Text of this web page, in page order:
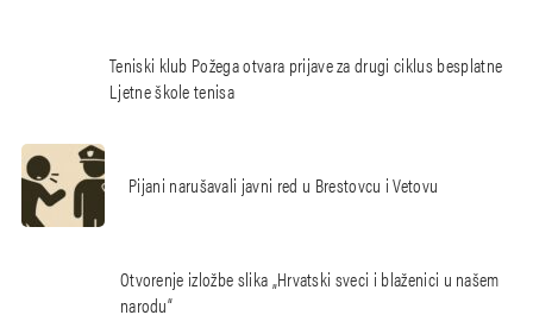
Teniski klub Požega otvara prijave za drugi ciklus besplatne
Ljetne škole tenisa
Pijani narušavali javni red u Brestovcu i Vetovu
Otvorenje izložbe slika „Hrvatski sveci i blaženici u našem
narodu“